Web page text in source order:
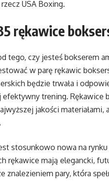
USA Boxing.
rękawice
tego, czy jesteś bokserem
w parę rękawic
będzie trwała i
efektywny trening. Rękawice
jakości
stosunkowo nowa na
rękawice mają elegancki,
znalezieniem pary, która